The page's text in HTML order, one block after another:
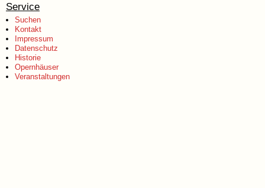
Service
Suchen
Kontakt
Impressum
Datenschutz
Historie
Opernhäuser
Veranstaltungen